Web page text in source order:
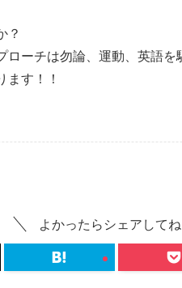
？
ローチは勿論、運動、英語
す！！
よかったらシェアしてね